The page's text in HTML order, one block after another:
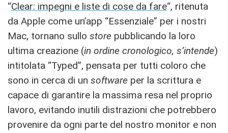
“Clear: impegni e liste di cose da fare“, ritenuta
da Apple come un’app “Essenziale” per i nostri
Mac, tornano sullo store pubblicando la loro
ultima creazione (in ordine cronologico, s’intende)
intitolata “Typed”, pensata per tutti coloro che
sono in cerca di un software per la scrittura e
capace di garantire la massima resa nel proprio
lavoro, evitando inutili distrazioni che potrebbero
provenire da ogni parte del nostro monitor e non